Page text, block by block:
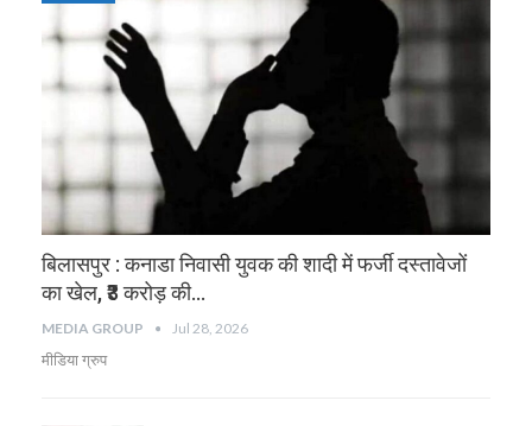
बिलासपुर : कनाडा निवासी युवक की शादी में फर्जी दस्तावेजों
का खेल, ₹3 करोड़ की…
MEDIA GROUP Jul 28, 2026
मीडिया ग्रुप